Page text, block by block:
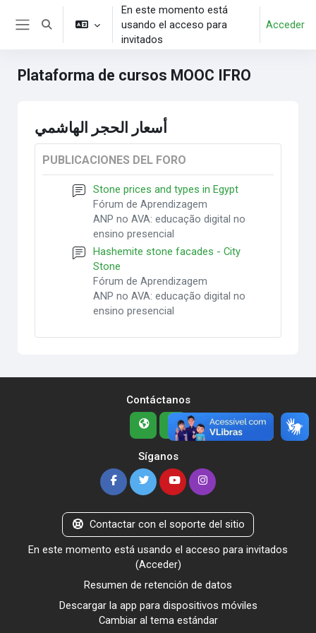
Salta al contenido principal
Selector de búsqueda de entrada
En este momento está
usando el acceso para
invitados
Acceder
Plataforma de cursos MOOC IFRO
أسعار الحجر الهاشمي
PUBLICACIONES DEL FORO
Stone prices and types in Egypt
Fórum de Aprendizagem
ANP no AVA: educação digital no
ensino presencial
Hashemite stone facades - City
Stone
Fórum de Aprendizagem
ANP no AVA: educação digital no
ensino presencial
Contáctanos
Síganos
Contactar con el soporte del sitio
En este momento está usando el acceso para invitados
(Acceder)
Resumen de retención de datos
Descargar la app para dispositivos móviles
Cambiar al tema estándar